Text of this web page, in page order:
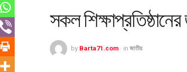
সকল
by Barta71.com in জাতীয়